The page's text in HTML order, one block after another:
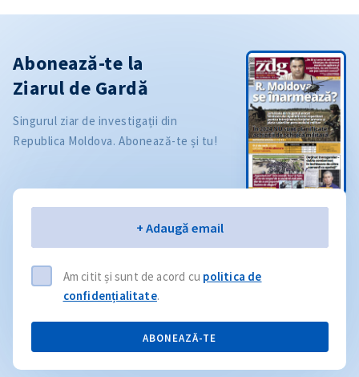
Abonează-te la
Ziarul de Gardă
Singurul ziar de investigații din
Republica Moldova. Abonează-te și tu!
+ Adaugă email
Am citit și sunt de acord cu politica de
confidențialitate.
ABONEAZĂ-TE